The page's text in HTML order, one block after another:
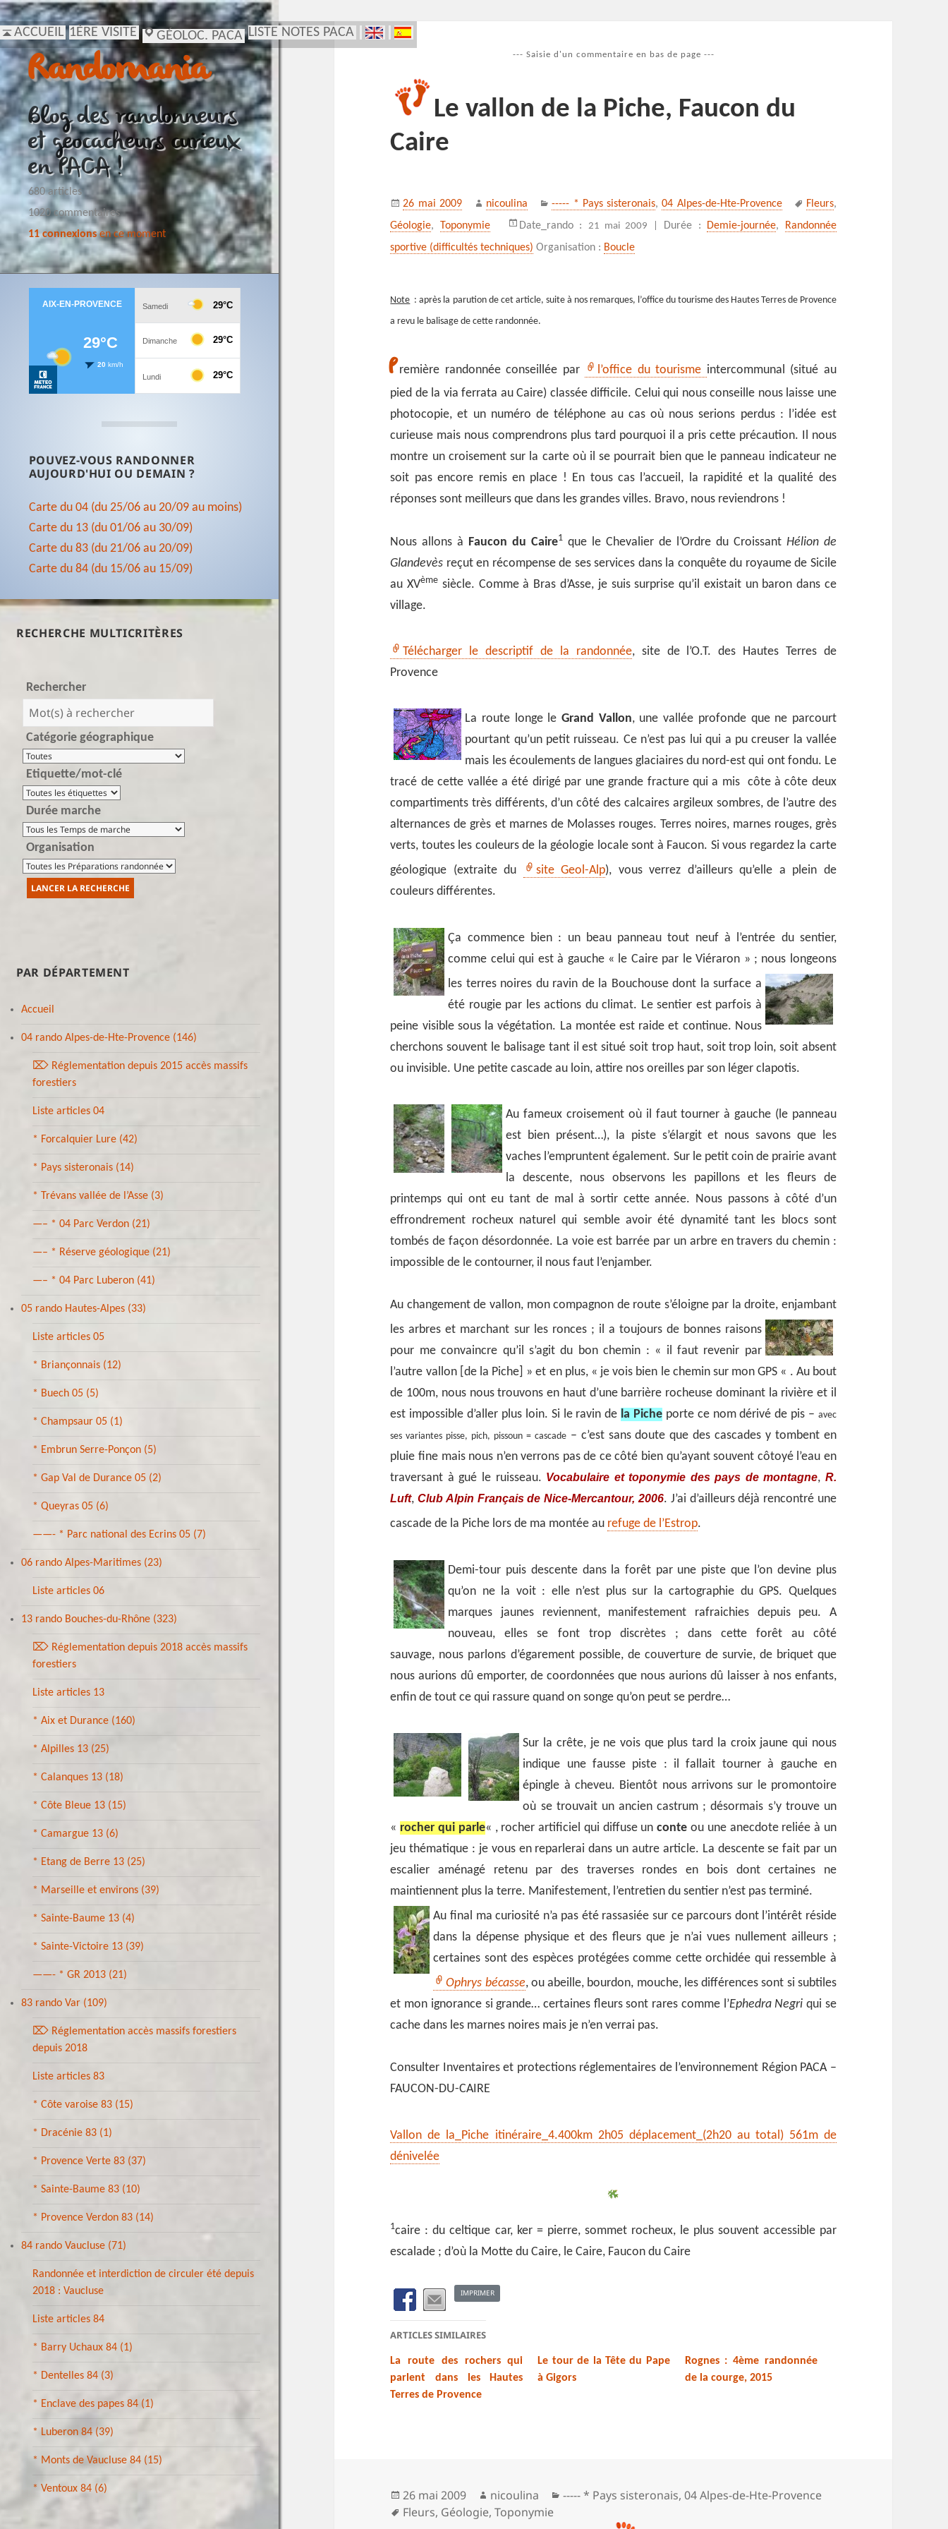
ACCUEIL 1ÈRE VISITE GÉOLOC. PACA LISTE NOTES PACA
Randomania
Blog des randonneurs
et geocacheurs curieux
en PACA !
680 articles
1020 commentaires
11 connexionsen ce moment
POUVEZ-VOUS RANDONNER
AUJOURD'HUI OU DEMAIN ?
Carte du 04 (du 25/06 au 20/09 au moins)
Carte du 13 (du 01/06 au 30/09)
Carte du 83 (du 21/06 au 20/09)
Carte du 84 (du 15/06 au 15/09)
RECHERCHE MULTICRITÈRES
Rechercher
Catégorie géographique
Etiquette/mot-clé
Durée marche
Organisation
PAR DÉPARTEMENT
Accueil
04 rando Alpes-de-Hte-Provence (146)
⌦ Réglementation depuis 2015 accès massifs
forestiers
Liste articles 04
* Forcalquier Lure (42)
* Pays sisteronais (14)
* Trévans vallée de l’Asse (3)
—– * 04 Parc Verdon (21)
—– * Réserve géologique (21)
—– * 04 Parc Luberon (41)
05 rando Hautes-Alpes (33)
Liste articles 05
* Briançonnais (12)
* Buech 05 (5)
* Champsaur 05 (1)
* Embrun Serre-Ponçon (5)
* Gap Val de Durance 05 (2)
* Queyras 05 (6)
——- * Parc national des Ecrins 05 (7)
06 rando Alpes-Maritimes (23)
Liste articles 06
13 rando Bouches-du-Rhône (323)
⌦ Réglementation depuis 2018 accès massifs
forestiers
Liste articles 13
* Aix et Durance (160)
* Alpilles 13 (25)
* Calanques 13 (18)
* Côte Bleue 13 (15)
* Camargue 13 (6)
* Etang de Berre 13 (25)
* Marseille et environs (39)
* Sainte-Baume 13 (4)
* Sainte-Victoire 13 (39)
——- * GR 2013 (21)
83 rando Var (109)
⌦ Réglementation accès massifs forestiers
depuis 2018
Liste articles 83
* Côte varoise 83 (15)
* Dracénie 83 (1)
* Provence Verte 83 (37)
* Sainte-Baume 83 (10)
* Provence Verdon 83 (14)
84 rando Vaucluse (71)
Randonnée et interdiction de circuler été depuis
2018 : Vaucluse
Liste articles 84
* Barry Uchaux 84 (1)
* Dentelles 84 (3)
* Enclave des papes 84 (1)
* Luberon 84 (39)
* Monts de Vaucluse 84 (15)
* Ventoux 84 (6)
--- Saisie d'un commentaire en bas de page ---
Le vallon de la Piche, Faucon du
Caire
Publié
le
26 mai 2009 Auteur
nicoulina Catégories
----- * Pays sisteronais,04 Alpes-de-Hte-Provence
Mots-
clés
Fleurs,
Géologie, Toponymie Date_rando : 21 mai 2009 | Durée : Demie-journée,
Randonnée
sportive (difficultés techniques) Organisation : Boucle
Note : après la parution de cet article, suite à nos remarques, l’office du tourisme des Hautes Terres de Provence
a revu le balisage de cette randonnée.
P remière randonnée conseillée par l’office du tourisme intercommunal (situé au
pied de la via ferrata au Caire) classée difficile. Celui qui nous conseille nous laisse une
photocopie, et un numéro de téléphone au cas où nous serions perdus : l’idée est
curieuse mais nous comprendrons plus tard pourquoi il a pris cette précaution. Il nous
montre un croisement sur la carte où il se pourrait bien que le panneau indicateur ne
soit pas encore remis en place ! En tous cas l’accueil, la rapidité et la qualité des
réponses sont meilleurs que dans les grandes villes. Bravo, nous reviendrons !
Nous allons à Faucon du Caire1 que le Chevalier de l’Ordre du Croissant Hélion de
Glandevès reçut en récompense de ses services dans la conquête du royaume de Sicile
au XVème siècle. Comme à Bras d’Asse, je suis surprise qu’il existait un baron dans ce
village.
Télécharger le descriptif de la randonnée, site de l’O.T. des Hautes Terres de
Provence
La route longe leGrand Vallon, une vallée profonde que ne parcourt
pourtant qu’un petit ruisseau. Ce n’est pas lui qui a pu creuser la vallée
mais les écoulements de langues glaciaires du nord-est qui ont fondu. Le
tracé de cette vallée a été dirigé par une grande fracture qui a mis côte à côte deux
compartiments très différents, d’un côté des calcaires argileux sombres, de l’autre des
alternances de grès et marnes de Molasses rouges. Terres noires, marnes rouges, grès
verts, toutes les couleurs de la géologie locale sont à Faucon. Si vous regardez la carte
géologique (extraite du
site Geol-Alp), vous verrez d’ailleurs qu’elle a plein de
couleurs différentes.
Ça commence bien : un beau panneau tout neuf à l’entrée du sentier,
comme celui qui est à gauche « le Caire par le Viéraron » ; nous longeons
les terres noires du ravin de la Bouchouse dont la surface a
été rougie par les actions du climat. Le sentier est parfois à
peine visible sous la végétation. La montée est raide et continue. Nous
cherchons souvent le balisage tant il est situé soit trop haut, soit trop loin, soit absent
ou invisible. Une petite cascade au loin, attire nos oreilles par son léger clapotis.
Au fameux croisement où il faut tourner à gauche (le panneau
est bien présent…), la piste s’élargit et nous savons que les
vaches l’empruntent également. Sur le petit coin de prairie avant
la descente, nous observons les papillons et les fleurs de
printemps qui ont eu tant de mal à sortir cette année. Nous passons à côté d’un
effrondrement rocheux naturel qui semble avoir été dynamité tant les blocs sont
tombés de façon désordonnée. La voie est barrée par un arbre en travers du chemin :
impossible de le contourner, il nous faut l’enjamber.
Au changement de vallon, mon compagnon de route s’éloigne par la droite, enjambant
les arbres et marchant sur les ronces ; il a toujours de bonnes raisons
pour me convaincre qu’il s’agit du bon chemin : « il faut revenir par
l’autre vallon [de la Piche] » et en plus, « je vois bien le chemin sur mon GPS « . Au bout
de 100m, nous nous trouvons en haut d’une barrière rocheuse dominant la rivière et il
est impossible d’aller plus loin. Si le ravin de la Piche porte ce nom dérivé de pis – avec
ses variantes pisse, pich, pissoun = cascade– c’est sans doute que des cascades y tombent en
pluie fine mais nous n’en verrons pas de ce côté bien qu’ayant souvent côtoyé l’eau en
traversant à gué le ruisseau. Vocabulaire et toponymie des pays de montagne, R.
Luft,Club Alpin Français de Nice-Mercantour, 2006. J’ai d’ailleurs déjà rencontré une
cascade de la Piche lors de ma montée au refuge de l’Estrop.
Demi-tour puis descente dans la forêt par une piste que l’on devine plus
qu’on ne la voit : elle n’est plus sur la cartographie du GPS. Quelques
marques jaunes reviennent, manifestement rafraichies depuis peu. A
nouveau, elles se font trop discrètes ; dans cette forêt au côté
sauvage, nous parlons d’égarement possible, de couverture de survie, de briquet que
nous aurions dû emporter, de coordonnées que nous aurions dû laisser à nos enfants,
enfin de tout ce qui rassure quand on songe qu’on peut se perdre…
Sur la crête, je ne vois que plus tard la croix jaune qui nous
indique une fausse piste : il fallait tourner à gauche en
épingle à cheveu. Bientôt nous arrivons sur le promontoire
où se trouvait un ancien castrum ; désormais s’y trouve un
« rocher qui parle« , rocher artificiel qui diffuse unconte ou une anecdote reliée à un
jeu thématique : je vous en reparlerai dans un autre article. La descente se fait par un
escalier aménagé retenu par des traverses rondes en bois dont certaines ne
maintiennent plus la terre. Manifestement, l’entretien du sentier n’est pas terminé.
Au final ma curiosité n’a pas été rassasiée sur ce parcours dont l’intérêt réside
dans la dépense physique et des fleurs que je n’ai vues nullement ailleurs ;
certaines sont des espèces protégées comme cette orchidée qui ressemble à
Ophrys bécasse, ou abeille, bourdon, mouche, les différences sont si subtiles
et mon ignorance si grande… certaines fleurs sont rares comme l’Ephedra Negri qui se
cache dans les marnes noires mais je n’en verrai pas.
Consulter Inventaires et protections réglementaires de l’environnement Région PACA –
FAUCON-DU-CAIRE
Vallon de la_Piche itinéraire_4.400km 2h05 déplacement_(2h20 au total) 561m de
dénivelée
1caire : du celtique car, ker = pierre, sommet rocheux, le plus souvent accessible par
escalade ; d’où la Motte du Caire, le Caire, Faucon du Caire
IMPRIMER
ARTICLES SIMILAIRES
La route des rochers qui
parlent dans les Hautes
Terres de Provence
Le tour de la Tête du Pape
à Gigors
Rognes : 4ème randonnée
de la courge, 2015
Publié
le
26 mai 2009 Auteur
nicoulina Catégories
----- * Pays sisteronais,04 Alpes-de-Hte-Provence
Mots-
clés
Fleurs, Géologie,Toponymie